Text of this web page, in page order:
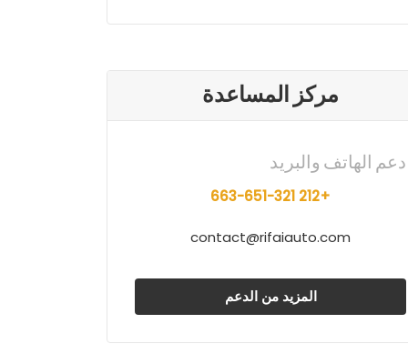
مركز المساعدة
دعم الهاتف والبريد
+212 663-651-321
contact@rifaiauto.com
المزيد من الدعم